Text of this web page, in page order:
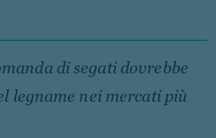
di segati dovrebbe
legname nei mercati più